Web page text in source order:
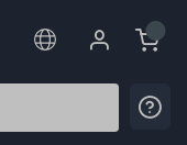
Cart